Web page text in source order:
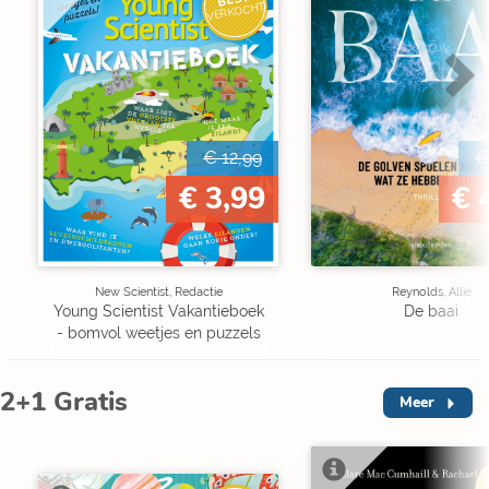
VERKOCHT
€ 12,99
€ 3,99
New Scientist, Redactie
Young Scientist Vakantieboek
- bomvol weetjes en puzzels
€
€
Reynolds, Allie
De baai
2+1 Gratis Meer